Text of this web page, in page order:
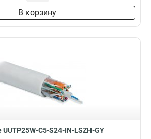
В корзину
UUTP25W-C5-S24-IN-LSZH-GY